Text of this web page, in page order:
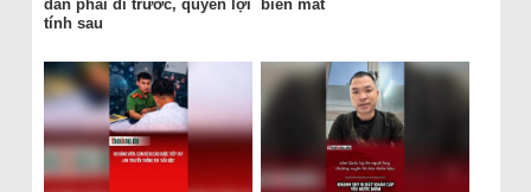
dân phải đi trước, quyền lợi
tính sau
biến mất